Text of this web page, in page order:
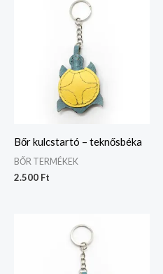
Bőr kulcstartó – teknősbéka
BŐR TERMÉKEK
2.500 Ft